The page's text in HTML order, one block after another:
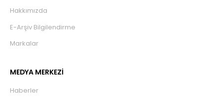
Hakkımızda
E-Arşiv Bilgilendirme
Markalar
MEDYA MERKEZİ
Haberler